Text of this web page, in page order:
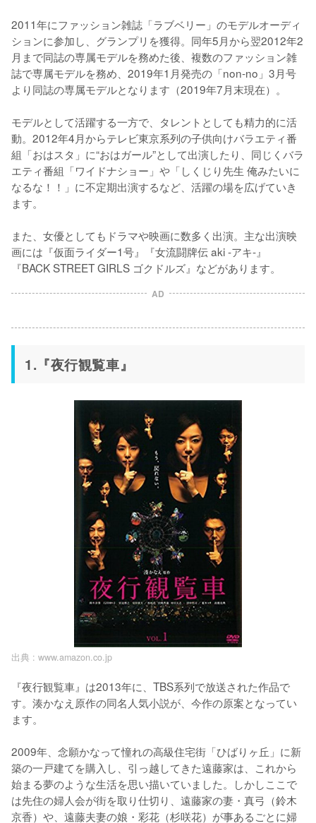
2011年にファッション雑誌「ラブベリー」のモデルオーディ
ションに参加し、グランプリを獲得。同年5月から翌2012年2
月まで同誌の専属モデルを務めた後、複数のファッション雑
誌で専属モデルを務め、2019年1月発売の「non-no」3月号
より同誌の専属モデルとなります（2019年7月末現在）。
モデルとして活躍する一方で、タレントとしても精力的に活
動。2012年4月からテレビ東京系列の子供向けバラエティ番
組「おはスタ」に“おはガール”として出演したり、同じくバラ
エティ番組「ワイドナショー」や「しくじり先生 俺みたいに
なるな！！」に不定期出演するなど、活躍の場を広げていき
ます。
また、女優としてもドラマや映画に数多く出演。主な出演映
画には『仮面ライダー1号』『女流闘牌伝 aki -アキ-』
『BACK STREET GIRLS ゴクドルズ』などがあります。
AD
1.『夜行観覧車』
出典 : www.amazon.co.jp
『夜行観覧車』は2013年に、TBS系列で放送された作品で
す。湊かなえ原作の同名人気小説が、今作の原案となってい
ます。
2009年、念願かなって憧れの高級住宅街「ひばりヶ丘」に新
築の一戸建てを購入し、引っ越してきた遠藤家は、これから
始まる夢のような生活を思い描いていました。しかしここで
は先住の婦人会が街を取り仕切り、遠藤家の妻・真弓（鈴木
京香）や、遠藤夫妻の娘・彩花（杉咲花）が事あるごとに婦